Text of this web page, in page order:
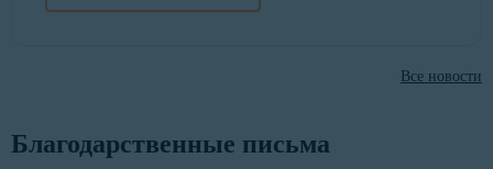
Все новости
Благодарственные письма